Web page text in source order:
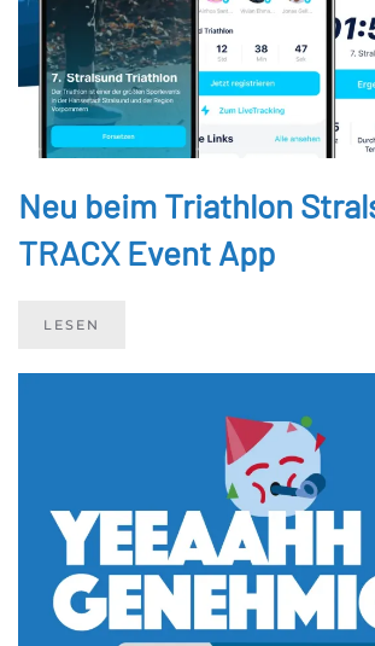
Neu beim Triathlon
TRACX Event App
LESEN